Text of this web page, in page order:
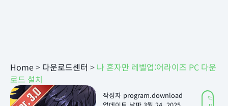
Home> 다운로드센터 > 나 혼자만 레벨업:어라이즈 PC 다운
로드 설치
작성자 program.download
액